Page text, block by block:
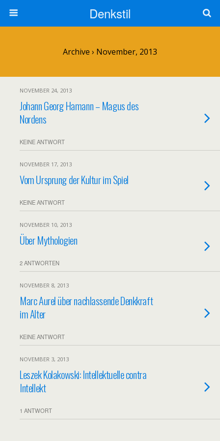
Denkstil
Archive › November, 2013
NOVEMBER 24, 2013
Johann Georg Hamann – Magus des
Nordens
KEINE ANTWORT
NOVEMBER 17, 2013
Vom Ursprung der Kultur im Spiel
KEINE ANTWORT
NOVEMBER 10, 2013
Über Mythologien
2 ANTWORTEN
NOVEMBER 8, 2013
Marc Aurel über nachlassende Denkkraft
im Alter
KEINE ANTWORT
NOVEMBER 3, 2013
Leszek Kolakowski: Intellektuelle contra
Intellekt
1 ANTWORT